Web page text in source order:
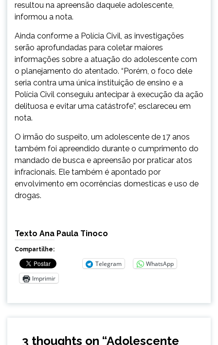
resultou na apreensão daquele adolescente,
informou a nota.
Ainda conforme a Polícia Civil, as investigações
serão aprofundadas para coletar maiores
informações sobre a atuação do adolescente com
o planejamento do atentado. “Porém, o foco dele
seria contra uma única instituição de ensino e a
Polícia Civil conseguiu antecipar à execução da ação
delituosa e evitar uma catástrofe”, esclareceu em
nota.
O irmão do suspeito, um adolescente de 17 anos
também foi apreendido durante o cumprimento do
mandado de busca e apreensão por praticar atos
infracionais. Ele também é apontado por
envolvimento em ocorrências domesticas e uso de
drogas.
Texto Ana Paula Tinoco
Compartilhe:
Telegram
WhatsApp
Imprimir
3 thoughts on “Adolescente